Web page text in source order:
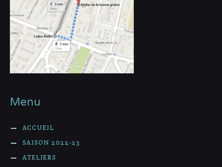
Menu
ACCUEIL
SAISON 2022-23
ATELIERS